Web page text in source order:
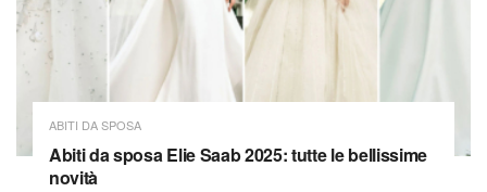
ABITI DA SPOSA
Abiti da sposa Elie Saab 2025: tutte le bellissime
novità